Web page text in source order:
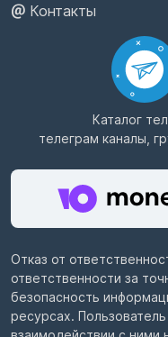
Контакты
Каталог
телеграм каналы,
Отказ от
ответственности за
безопасность
ресурсах.